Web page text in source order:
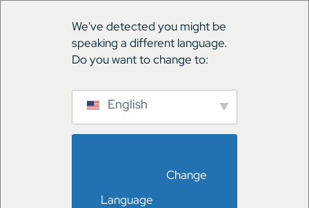
We've detected you might be
speaking a different language.
Do you want to change to:
English
Language